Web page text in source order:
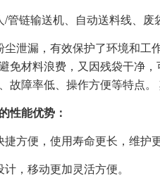
管链输送机、自动送料线、废
泄漏，有效保护了环境和工
免材料浪费，又因残袋干净
故障率低、操作方便等特点
性能优势：
方便，使用寿命更长，维护更
，移动更加灵活方便。